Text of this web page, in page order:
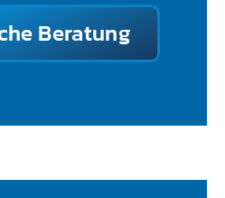
Beratung